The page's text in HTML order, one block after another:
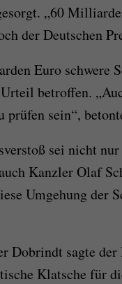
„60
der Deutschen
Euro schwere
betroffen.
sein“,
sei nicht
Kanzler Olaf
Umgehung der
Dobrindt sagte
Klatsche für